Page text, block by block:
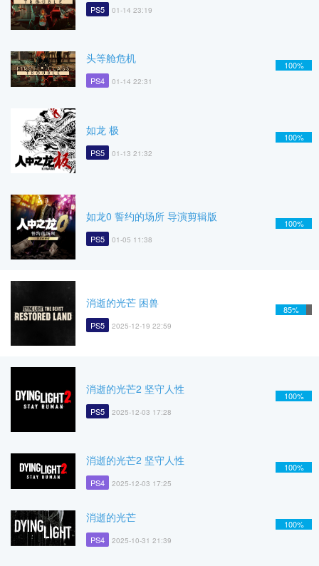
PS5 01-14 23:19
头等舱危机
PS4 01-14 22:31
100%
如龙 极
PS5 01-13 21:32
100%
如龙0 誓约的场所 导演剪辑版
PS5 01-05 11:38
100%
消逝的光芒 困兽
PS5 2025-12-19 22:59
85%
消逝的光芒2 坚守人性
PS5 2025-12-03 17:28
100%
消逝的光芒2 坚守人性
PS4 2025-12-03 17:25
100%
消逝的光芒
PS4 2025-10-31 21:39
100%